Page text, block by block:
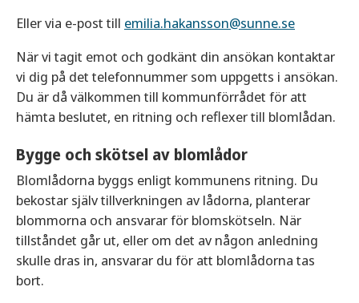
Eller via e-post till emilia.hakansson@sunne.se
När vi tagit emot och godkänt din ansökan kontaktar
vi dig på det telefonnummer som uppgetts i ansökan.
Du är då välkommen till kommunförrådet för att
hämta beslutet, en ritning och reflexer till blomlådan.
Bygge och skötsel av blomlådor
Blomlådorna byggs enligt kommunens ritning. Du
bekostar själv tillverkningen av lådorna, planterar
blommorna och ansvarar för blomskötseln. När
tillståndet går ut, eller om det av någon anledning
skulle dras in, ansvarar du för att blomlådorna tas
bort.